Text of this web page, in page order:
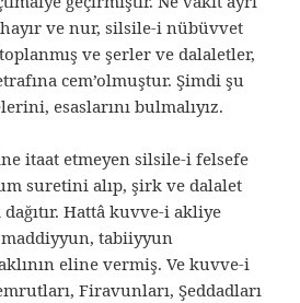
ve nur, silsile-i nübüvvet
ve şerler ve dalaletler,
cem’olmuştur. Şimdi şu
esaslarını bulmalıyız.
itaat etmeyen silsile-i felsefe
suretini alıp, şirk ve dalalet
Hattâ kuvve-i akliye
tabiiyyun
eline vermiş. Ve kuvve-i
Firavunları, Şeddadları